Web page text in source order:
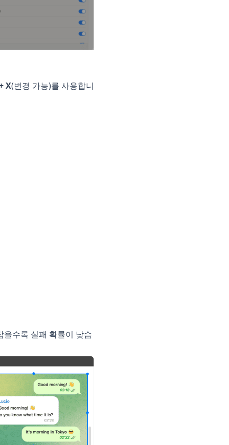
X(변경 가능)를 사용합니
수록 실패 확률이 낮습